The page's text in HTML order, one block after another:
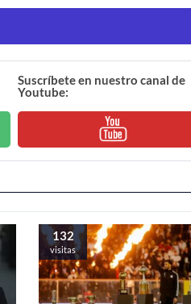
Suscríbete en nuestro canal de
Youtube:
132
visitas